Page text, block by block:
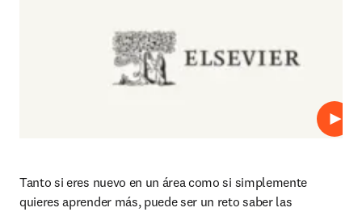
Tanto si eres nuevo en un área como si simplemente
quieres aprender más, puede ser un reto saber las